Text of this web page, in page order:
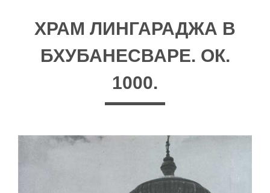
ХРАМ ЛИНГАРАДЖА В
БХУБАНЕСВАРЕ. ОК.
1000.